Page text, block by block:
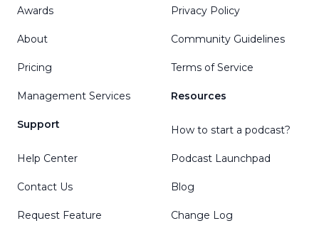
Awards
About
Pricing
Management Services
Support
Help Center
Contact Us
Request Feature
Privacy Policy
Community Guidelines
Terms of Service
Resources
How to start a podcast?
Podcast Launchpad
Blog
Change Log